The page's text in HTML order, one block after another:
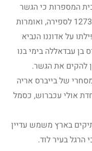
המספרות כי הגשר
הושלם בימיו של הסולטן בייברס בשנת 1273 לספירה, ואומרות
על אדוננו הנביא
בן עבדאללה בימי בנו
להקים את הגשר.
של בייברס אריה
אולי עכברוש, כסמל
בארץ משמש עדיין
הרגל בעיר לוד.